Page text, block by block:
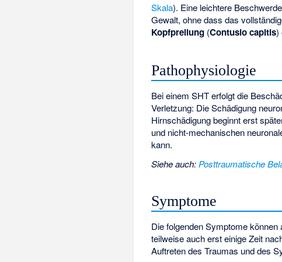
Skala). Eine leichtere
Gewalt, ohne dass das
Kopfprellung (Contusio capitis)
Pathophysiologie
Bei einem SHT erfolgt die
Verletzung: Die Schädigung
Hirnschädigung beginnt erst
und nicht-mechanischen
kann.
Siehe auch: Posttraumatische
Symptome
Die folgenden Symptome
teilweise auch erst einige Zeit
Auftreten des Traumas und des